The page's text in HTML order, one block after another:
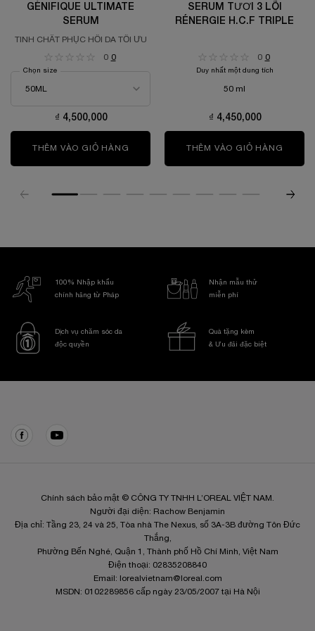
GÉNIFIQUE ULTIMATE
SERUM
TINH CHẤT PHỤC HỒI DA TỐI ƯU
0 0
Chọn size
₫ 4,500,000
THÊM VÀO GIỎ HÀNG GÉNIFIQUE ULTIMATE SERUM
SERUM TƯƠI 3 LÕI
RÉNERGIE H.C.F TRIPLE
0 0
Duy nhất một dung tích
50 ml
₫ 4,450,000
THÊM VÀO GIỎ HÀNG
100% Nhập khẩu
chính hãng từ Pháp
Nhận mẫu thử
miễn phí
Dịch vụ chăm sóc da
độc quyền
Quà tặng kèm
& Ưu đãi đặc biệt
Chính sách bảo mật © CÔNG TY TNHH L’OREAL VIỆT NAM.
Người đại diện: Rachow Benjamin
Địa chỉ: Tầng 23, 24 và 25, Tòa nhà The Nexus, số 3A-3B đường Tôn Đức
Thắng,
Phường Bến Nghé, Quận 1, Thành phố Hồ Chí Minh, Việt Nam
Điện thoại: 02835208840
Email:
lorealvietnam@loreal.com
MSDN: 0102289856 cấp ngày 23/05/2007 tại Hà Nội